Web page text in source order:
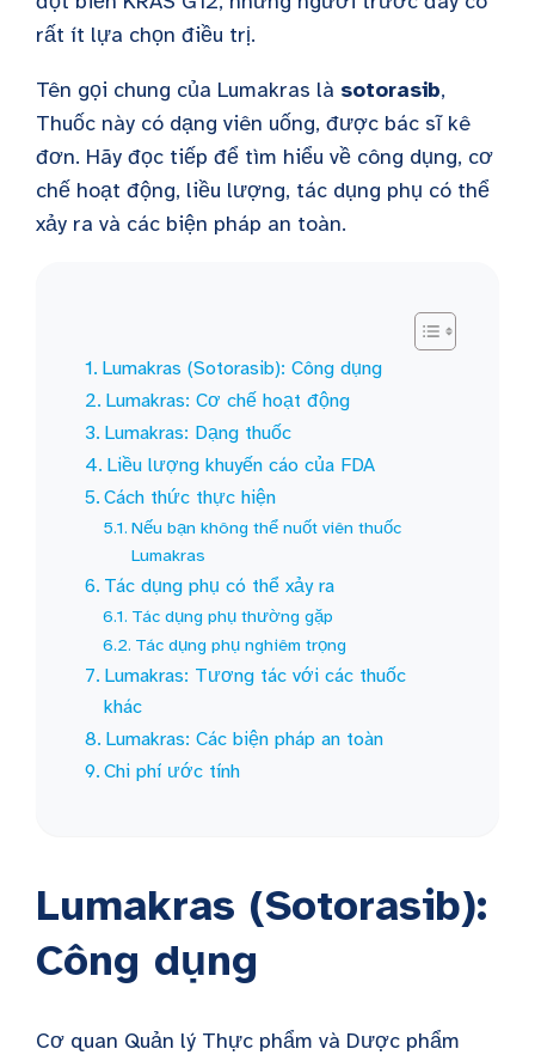
rất ít lựa chọn điều trị.
Tên gọi chung của Lumakras là sotorasib,
Thuốc này có dạng viên uống, được bác sĩ kê
đơn. Hãy đọc tiếp để tìm hiểu về công dụng, cơ
chế hoạt động, liều lượng, tác dụng phụ có thể
xảy ra và các biện pháp an toàn.
Lumakras (Sotorasib): Công dụng
Lumakras: Cơ chế hoạt động
Lumakras: Dạng thuốc
Liều lượng khuyến cáo của FDA
Cách thức thực hiện
Nếu bạn không thể nuốt viên thuốc
Lumakras
Tác dụng phụ có thể xảy ra
Tác dụng phụ thường gặp
Tác dụng phụ nghiêm trọng
Lumakras: Tương tác với các thuốc
khác
Lumakras: Các biện pháp an toàn
Chi phí ước tính
Lumakras (Sotorasib):
Công dụng
Cơ quan Quản lý Thực phẩm và Dược phẩm